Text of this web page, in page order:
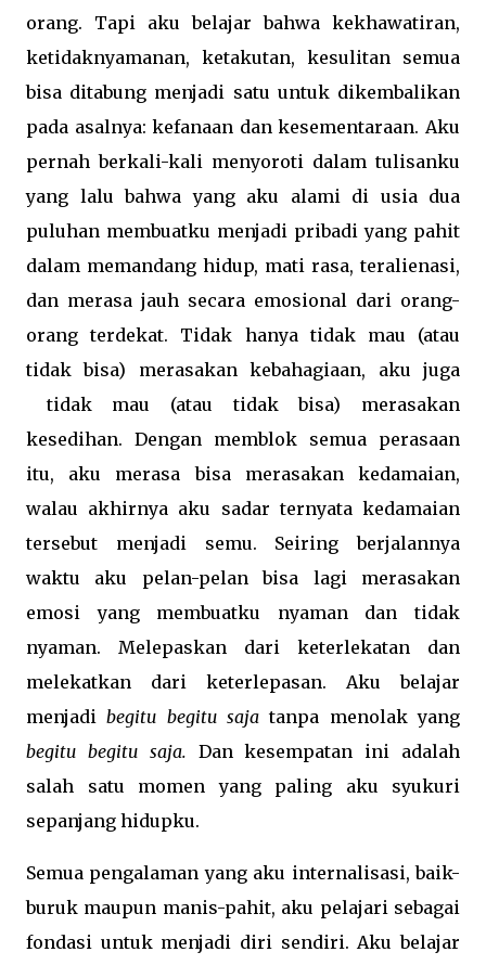
orang. Tapi aku belajar bahwa kekhawatiran,
ketidaknyamanan, ketakutan, kesulitan semua
bisa ditabung menjadi satu untuk dikembalikan
pada asalnya: kefanaan dan kesementaraan. Aku
pernah berkali-kali menyoroti dalam tulisanku
yang lalu bahwa yang aku alami di usia dua
puluhan membuatku menjadi pribadi yang pahit
dalam memandang hidup, mati rasa, teralienasi,
dan merasa jauh secara emosional dari orang-
orang terdekat. Tidak hanya tidak mau (atau
tidak bisa) merasakan kebahagiaan, aku juga
tidak mau (atau tidak bisa) merasakan
kesedihan. Dengan memblok semua perasaan
itu, aku merasa bisa merasakan kedamaian,
walau akhirnya aku sadar ternyata kedamaian
tersebut menjadi semu. Seiring berjalannya
waktu aku pelan-pelan bisa lagi merasakan
emosi yang membuatku nyaman dan tidak
nyaman. Melepaskan dari keterlekatan dan
melekatkan dari keterlepasan. Aku belajar
menjadibegitu begitu sajatanpa menolak yang
begitu begitu saja. Dan kesempatan ini adalah
salah satu momen yang paling aku syukuri
sepanjang hidupku.
Semua pengalaman yang aku internalisasi, baik-
buruk maupun manis-pahit, aku pelajari sebagai
fondasi untuk menjadi diri sendiri. Aku belajar